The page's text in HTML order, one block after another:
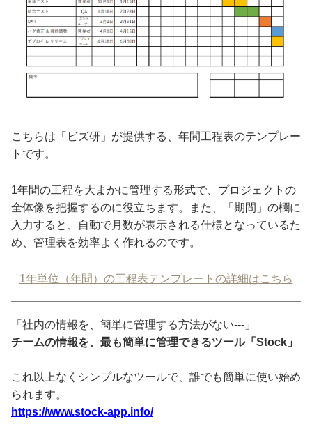
こちらは「ビズ研」が提供する、年間工程表のテンプレー
トです。
1年間の工程を大まかに管理する形式で、プロジェクトの
全体像を把握するのに役立ちます。また、「期間」の欄に
入力すると、自動で月数が表示される仕様となっているた
め、管理表を効率よく作れるのです。
1年単位（年間）の工程表テンプレートの詳細はこちら
「社内の情報を、簡単に管理する方法がない---」
チームの情報を、最も簡単に管理できるツール「Stock」
これ以上なくシンプルなツールで、誰でも簡単に使い始め
られます。
https://www.stock-app.info/